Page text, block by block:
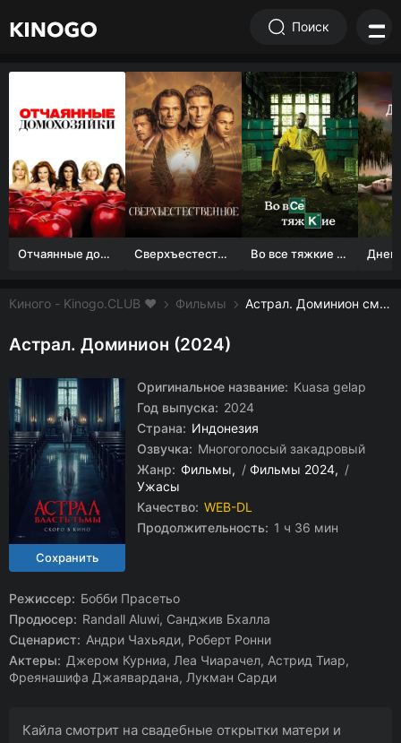
Поиск
Отчаянные домохозяйки (1 сезон) Сверхъестественное Во все тяжкие 1-5 сезон
Киного - Kinogo.CLUB ❤️ Фильмы Астрал. Доминион смотреть онлайн бесплатно
Астрал. Доминион (2024)
Оригинальное название: Kuasa gelap
Год выпуска: 2024
Страна: Индонезия
Озвучка: Многоголосый закадровый
Жанр: Фильмы / Фильмы 2024
/
Ужасы
Качество: WEB-DL
Продолжительность: 1 ч 36 мин
Режиссер: Бобби Прасетьо
Продюсер: Randall Aluwi, Санджив Бхалла
Сценарист: Андри Чахьяди, Роберт Ронни
Актеры: Джером Курниа, Леа Чиарачел, Астрид Тиар,
Фреянашифа Джаявардана, Лукман Сарди
Кайла смотрит на свадебные открытки матери и